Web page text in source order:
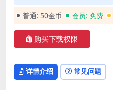
普通: 50金币 会员: 免费
购买下载权限
详情介绍 常见问题